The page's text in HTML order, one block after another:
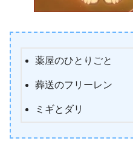
薬屋のひとりごと
葬送のフリーレン
ミギとダリ